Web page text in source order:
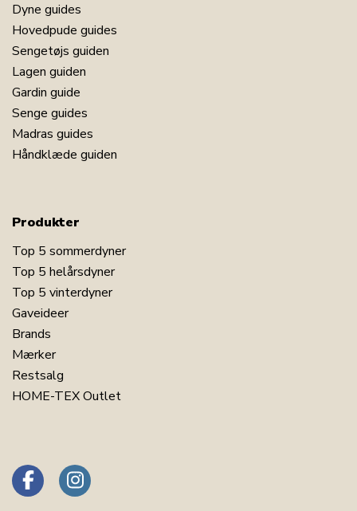
Dyne guides
Hovedpude guides
Sengetøjs guiden
Lagen guiden
Gardin guide
Senge guides
Madras guides
Håndklæde guiden
Produkter
Top 5 sommerdyner
Top 5 helårsdyner
Top 5 vinterdyner
Gaveideer
Brands
Mærker
Restsalg
HOME-TEX Outlet